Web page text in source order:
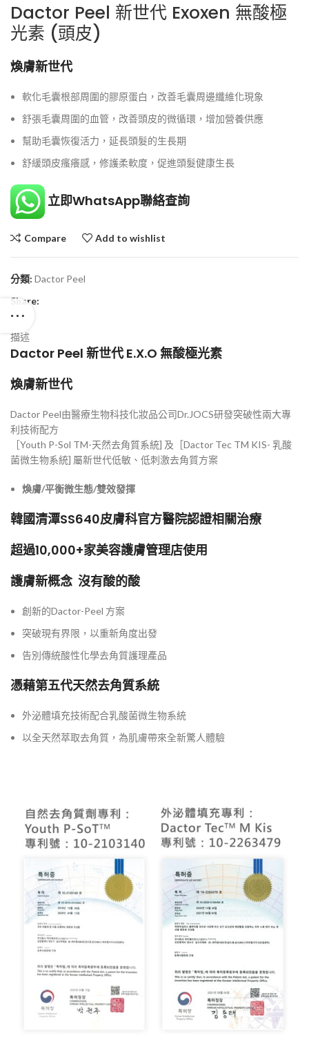
Dactor Peel 新世代 Exoxen 無酸極
光素 (頭皮)
煥膚新世代
軟化毛囊根部周圍的膠原蛋白，改善毛囊周邊纖維化現象
舒張毛囊周圍的血管，改善頭皮的微循環，增加營養供應
幫助毛囊恢復活力，延長頭髮的生長期
舒緩頭皮瘙癢感，修護柔軟度，促進頭髮健康生長
立即WhatsApp聯絡查詢
Compare Add to wishlist
分類: Dactor Peel
Share:
描述
Dactor Peel 新世代 E.X.O 無酸極光素
煥膚新世代
Dactor Peel由醫療生物科技化妝品公司Dr.JOCS研發突破性兩大專
利技術配方
［Youth P-Sol TM-天然去角質系統] 及［Dactor Tec TM KIS- 乳酸
菌微生物系統] 屬新世代低敏、低刺激去角質方案
煥膚/平衡微生態/雙效發揮
韓國清潭SS640皮膚科官方醫院認證相關治療
超過10,000+家美容護膚管理店使用
護膚新概念 沒有酸的酸
創新的Dactor-Peel 方案
突破現有界限，以重新角度出發
告別傳統酸性化學去角質護理產品
憑藉第五代天然去角質系統
外泌體填充技術配合乳酸菌微生物系統
以全天然萃取去角質，為肌膚帶來全新驚人體驗